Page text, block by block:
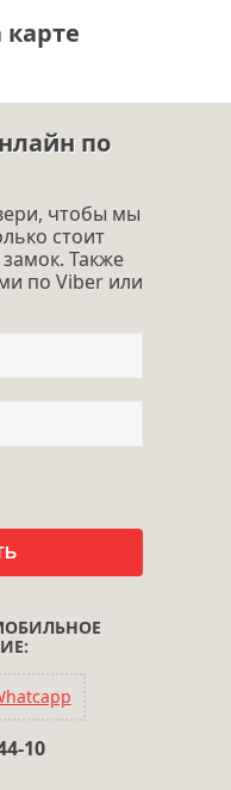
по
чтобы мы
стоит
Также
по Viber или
10